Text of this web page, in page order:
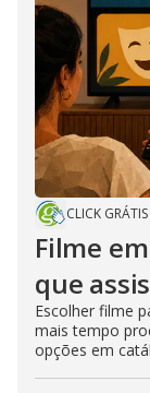
CLICK GRÁTIS
Filme
que
Escolher filme
mais tempo
opções em